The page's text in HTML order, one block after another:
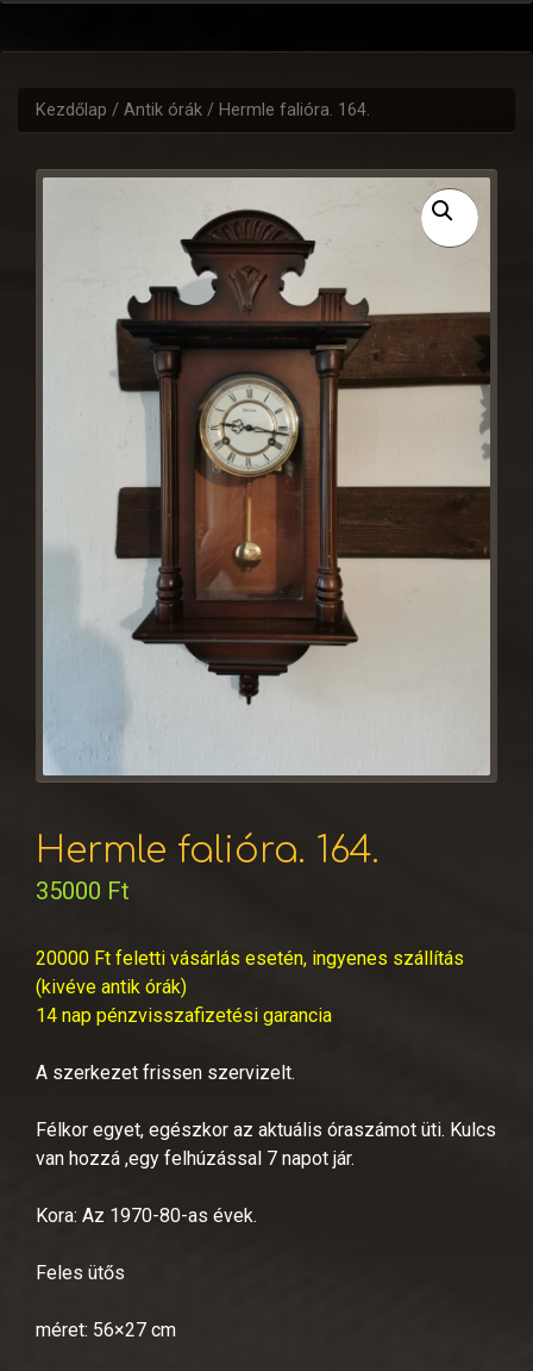
Kezdőlap / Antik órák / Hermle falióra. 164.
Hermle falióra. 164.
35000 Ft
20000 Ft feletti vásárlás esetén, ingyenes szállítás
(kivéve antik órák)
14 nap pénzvisszafizetési garancia
A szerkezet frissen szervizelt.
Félkor egyet, egészkor az aktuális óraszámot üti. Kulcs
van hozzá ,egy felhúzással 7 napot jár.
Kora: Az 1970-80-as évek.
Feles ütős
méret: 56×27 cm